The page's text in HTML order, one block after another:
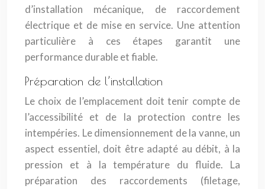
d’installation mécanique, de raccordement
électrique et de mise en service. Une attention
particulière à ces étapes garantit une
performance durable et fiable.
Préparation de l’installation
Le choix de l’emplacement doit tenir compte de
l’accessibilité et de la protection contre les
intempéries. Le dimensionnement de la vanne, un
aspect essentiel, doit être adapté au débit, à la
pression et à la température du fluide. La
préparation des raccordements (filetage,